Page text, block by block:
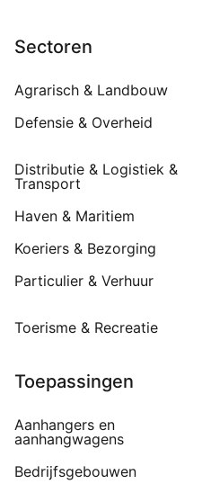
Sectoren
Agrarisch & Landbouw
Defensie & Overheid
Distributie & Logistiek &
Transport
Haven & Maritiem
Koeriers & Bezorging
Particulier & Verhuur
Toerisme & Recreatie
Toepassingen
Aanhangers en
aanhangwagens
Bedrijfsgebouwen